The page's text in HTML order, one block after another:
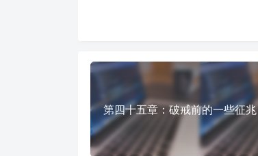
第四十五章：破戒前的一些征兆